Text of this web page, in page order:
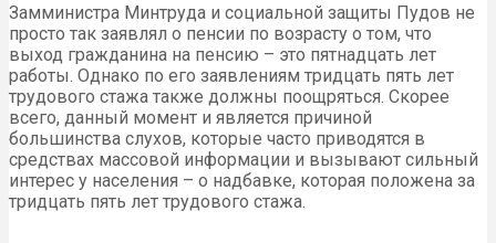
Замминистра Минтруда и социальной защиты Пудов не
просто так заявлял о пенсии по возрасту о том, что
выход гражданина на пенсию – это пятнадцать лет
работы. Однако по его заявлениям тридцать пять лет
трудового стажа также должны поощряться. Скорее
всего, данный момент и является причиной
большинства слухов, которые часто приводятся в
средствах массовой информации и вызывают сильный
интерес у населения – о надбавке, которая положена за
тридцать пять лет трудового стажа.